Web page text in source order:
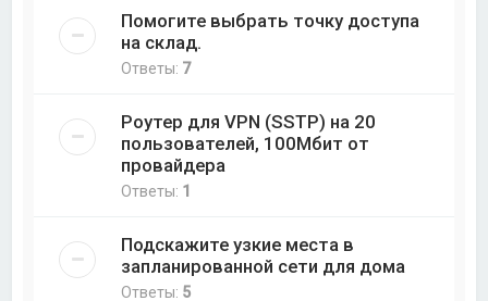
Помогите выбрать точку доступа
на склад.
Ответы: 7
Роутер для VPN (SSTP) на 20
пользователей, 100Мбит от
провайдера
Ответы: 1
Подскажите узкие места в
запланированной сети для дома
Ответы: 5